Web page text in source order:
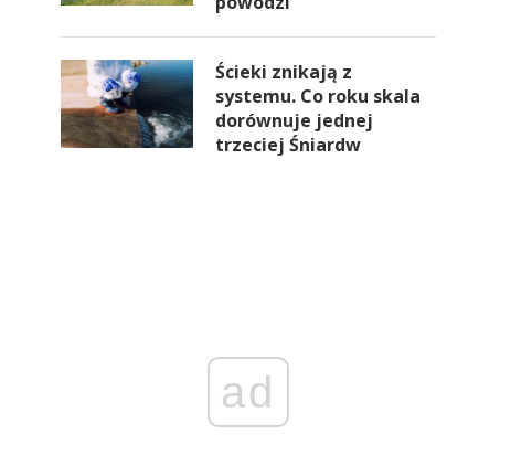
Ścieki znikają z
systemu. Co roku skala
dorównuje jednej
trzeciej Śniardw
ad